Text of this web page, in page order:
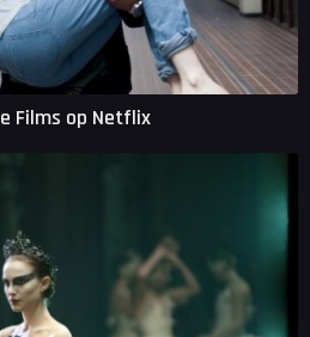
Films op Netflix